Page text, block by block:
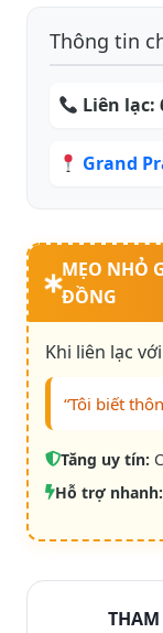
Thông tin
Liên lạc:
Grand
MẸO NHỎ
ĐỒNG
Khi liên lạc
“Tôi biết
Tăng uy tín:
Hỗ trợ nhanh: